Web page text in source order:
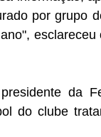
por grupo
da
do clube